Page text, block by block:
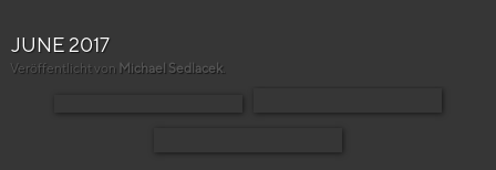
JUNE 2017
Veröffentlicht von Michael Sedlacek